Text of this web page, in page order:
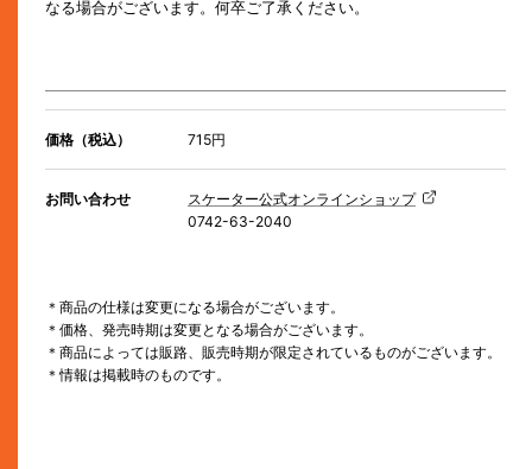
なる場合がございます。何卒ご了承ください。
価格（税込） 715円
お問い合わせ
スケーター公式オンラインショップ
0742-63-2040
＊商品の仕様は変更になる場合がございます。
＊価格、発売時期は変更となる場合がございます。
＊商品によっては販路、販売時期が限定されているものがございます。
＊情報は掲載時のものです。